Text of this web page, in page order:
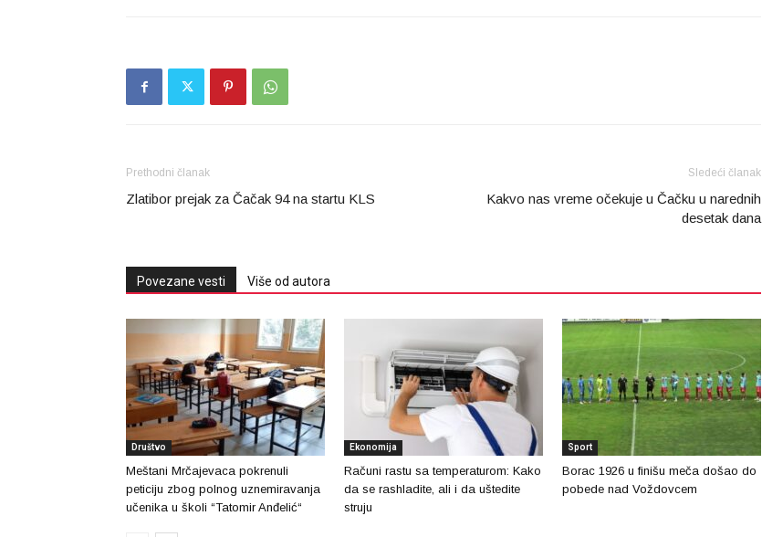
Prethodni članak
Zlatibor prejak za Čačak 94 na startu KLS
Sledeći članak
Kakvo nas vreme očekuje u Čačku u narednih
desetak dana
Povezane vesti Više od autora
Društvo
Meštani Mrčajevaca pokrenuli
peticiju zbog polnog uznemiravanja
učenika u školi “Tatomir Anđelić“
Ekonomija
Računi rastu sa temperaturom: Kako
da se rashladite, ali i da uštedite
struju
Sport
Borac 1926 u finišu meča došao do
pobede nad Voždovcem